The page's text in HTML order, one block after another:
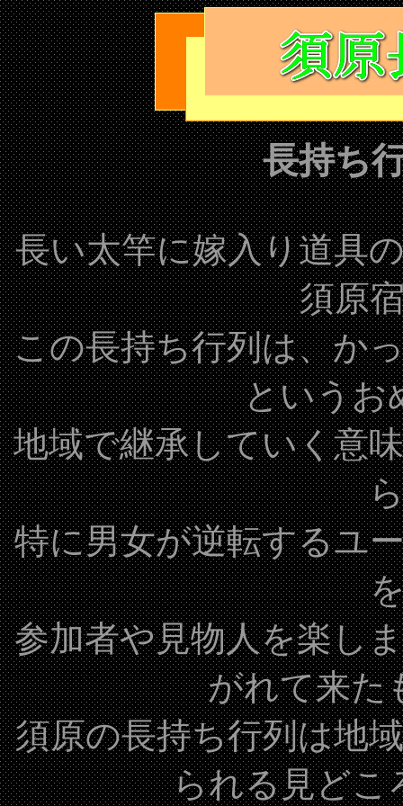
長持ち
長い太竿に嫁入り道具
須原
この長持ち行列は、か
というお
地域で継承していく意
特に男女が逆転するユ
参加者や見物人を楽し
がれて来た
須原の長持ち行列は地
られる見どこ